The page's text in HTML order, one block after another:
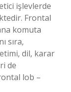
işlevlerde
Frontal
komuta
sıra,
dil, karar
de
lob –